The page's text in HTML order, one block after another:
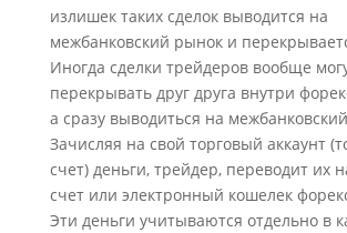
излишек таких сделок выводится на
межбанковский рынок и
Иногда сделки трейдеров вообще
перекрывать друг друга внутри
а сразу выводиться на
Зачисляя на свой торговый аккаунт
счет) деньги, трейдер, переводит их
счет или электронный кошелек
Эти деньги учитываются отдельно в